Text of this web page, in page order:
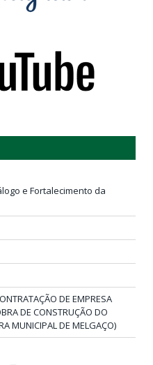
e Fortalecimento da
DE EMPRESA
DE CONSTRUÇÃO DO
MUNICIPAL DE MELGAÇO)